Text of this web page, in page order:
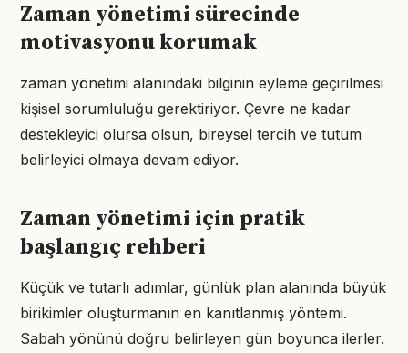
Zaman yönetimi sürecinde
motivasyonu korumak
zaman yönetimi alanındaki bilginin eyleme geçirilmesi
kişisel sorumluluğu gerektiriyor. Çevre ne kadar
destekleyici olursa olsun, bireysel tercih ve tutum
belirleyici olmaya devam ediyor.
Zaman yönetimi için pratik
başlangıç rehberi
Küçük ve tutarlı adımlar, günlük plan alanında büyük
birikimler oluşturmanın en kanıtlanmış yöntemi.
Sabah yönünü doğru belirleyen gün boyunca ilerler.